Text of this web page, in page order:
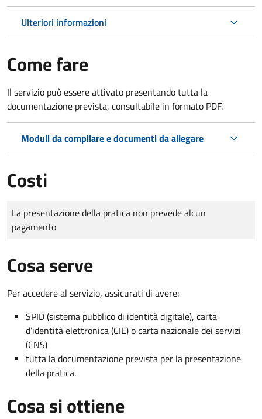
Ulteriori informazioni
Come fare
Il servizio può essere attivato presentando tutta la
documentazione prevista, consultabile in formato PDF.
Moduli da compilare e documenti da allegare
Costi
Tipo di pagamento
Importo
La presentazione della pratica non prevede alcun
pagamento
Cosa serve
Per accedere al servizio, assicurati di avere:
SPID (sistema pubblico di identità digitale), carta
d’identità elettronica (CIE) o carta nazionale dei servizi
(CNS)
tutta la documentazione prevista per la presentazione
della pratica.
Cosa si ottiene